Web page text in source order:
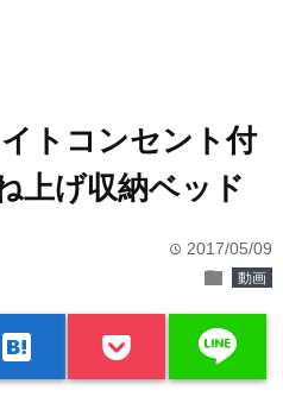
トコンセント付
上げ収納ベッド
time 2017/05/09
folder 動画
hatenabookmark line